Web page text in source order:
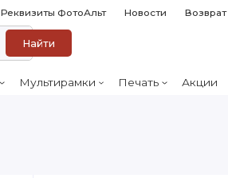
Реквизиты ФотоАльт Новости Возврат
Найти
Мультирамки Печать Акции